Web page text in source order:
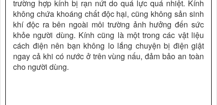
trường hợp kính bị rạn nứt do quá lực quá nhiệt. Kính
không chứa khoáng chất độc hại, cũng không sản sinh
khí độc ra bên ngoài môi trường ảnh hưởng đến sức
khỏe người dùng. Kính cũng là một trong các vật liệu
cách điện nên bạn không lo lắng chuyện bị điện giật
ngay cả khi có nước ở trên vùng nấu, đảm bảo an toàn
cho người dùng.